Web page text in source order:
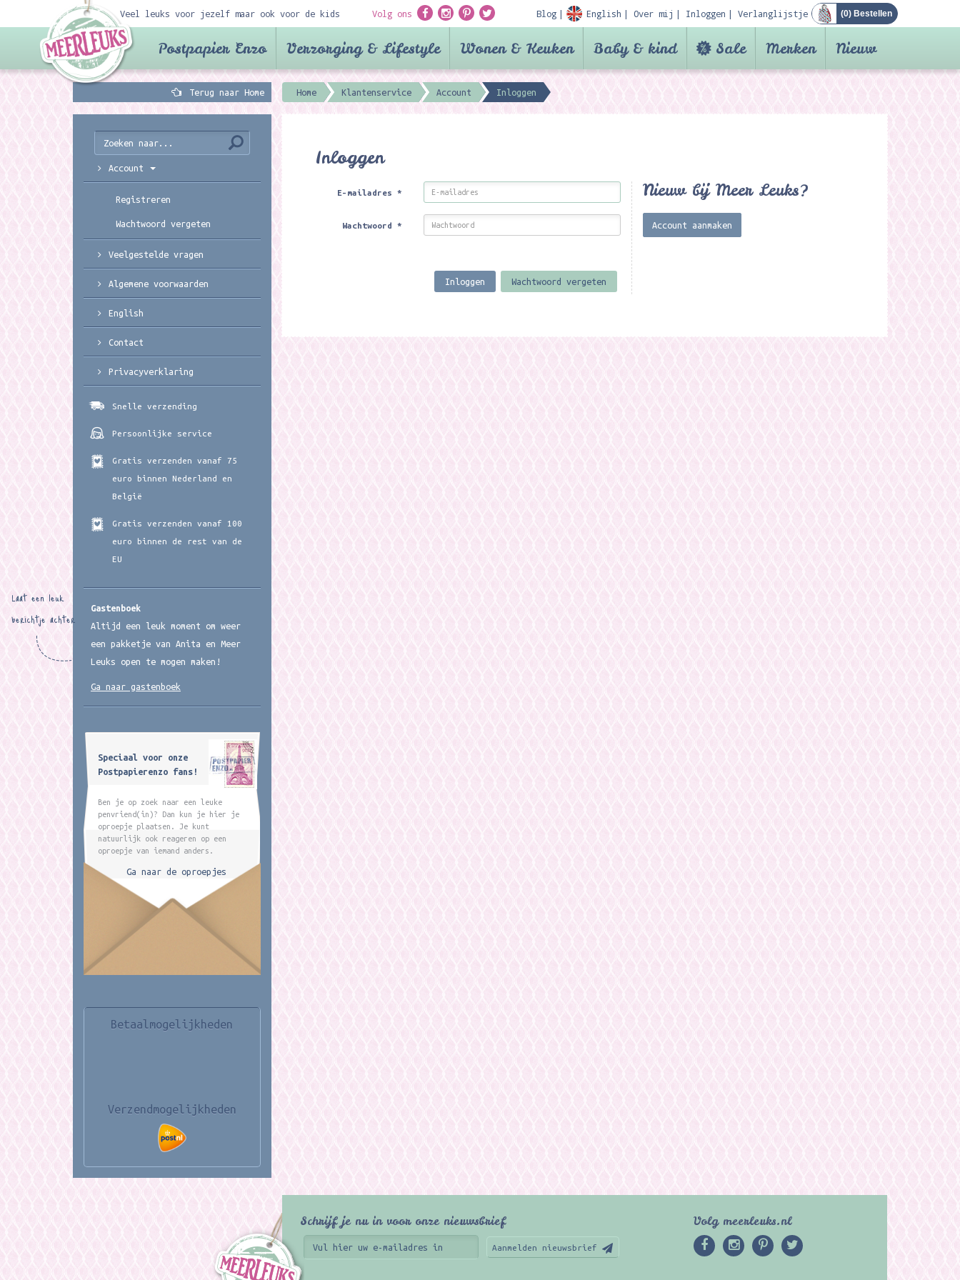
Veel leuks voor jezelf maar ook voor de kids Volg ons Blog English Over mij Inloggen Verlanglijstje (0) Bestellen
Postpapier Enzo Verzorging & Lifestyle Wonen & Keuken Baby & kind Sale Merken Nieuw
Terug naar Home Home Klantenservice Account Inloggen
Inloggen
E-mailadres*
Wachtwoord*
Inloggen Wachtwoord vergeten
Nieuw bij Meer Leuks?
Account aanmaken
Account
Registreren
Wachtwoord vergeten
Veelgestelde vragen
Algemene voorwaarden
English
Contact
Privacyverklaring
Snelle verzending
Persoonlijke service
Gratis verzenden vanaf 75
euro binnen Nederland en
België
Gratis verzenden vanaf 100
euro binnen de rest van de
EU
Gastenboek
Altijd een leuk moment om weer
een pakketje van Anita en Meer
Leuks open te mogen maken!
Laat een leuk
berichtje achter
Ga naar gastenboek
Speciaal voor onze
Postpapierenzo fans!
Ben je op zoek naar een leuke
penvriend(in)? Dan kun je hier je
oproepje plaatsen. Je kunt
natuurlijk ook reageren op een
oproepje van iemand anders.
Ga naar de oproepjes
Betaalmogelijkheden
Verzendmogelijkheden
Schrijf je nu in voor onze nieuwsbrief
Aanmelden nieuwsbrief
Volg meerleuks.nl